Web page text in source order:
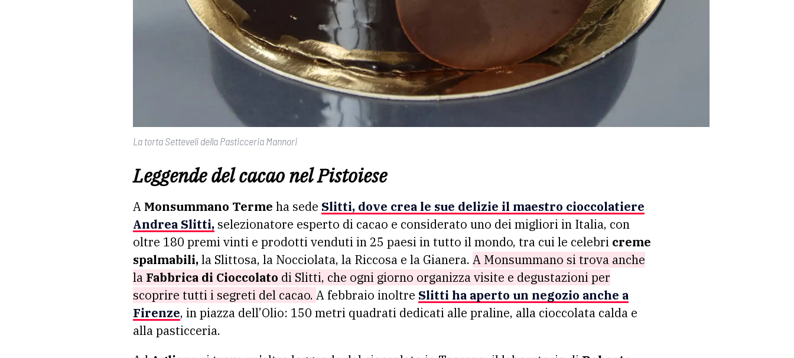
La torta Setteveli della Pasticceria Mannori
Leggende del cacao nel Pistoiese
A Monsummano Terme ha sede Slitti, dove crea le sue delizie il maestro cioccolatiere
Andrea Slitti, selezionatore esperto di cacao e considerato uno dei migliori in Italia, con
oltre 180 premi vinti e prodotti venduti in 25 paesi in tutto il mondo, tra cui le celebri creme
spalmabili,la Slittosa, la Nocciolata, la Riccosa e la Gianera. A Monsummano si trova anche
la Fabbrica di Cioccolato di Slitti, che ogni giorno organizza visite e degustazioni per
scoprire tutti i segreti del cacao. A febbraio inoltre Slitti ha aperto un negozio anche a
Firenze, in piazza dell’Olio: 150 metri quadrati dedicati alle praline, alla cioccolata calda e
alla pasticceria.